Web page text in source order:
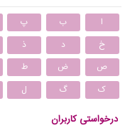
ا ب پ
خ
د ذ
ص
ض ط
ک
گ ل
درخواستی کاربران